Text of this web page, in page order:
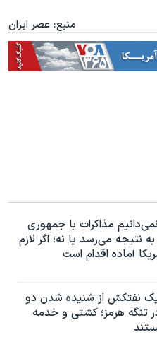
منبع: عصر ایران
مذاکرات با جمهوری
نتیجه می‌رسد یا نه؛ اگر لازم
آماده اقدام است
نفتکش از شنیده شدن دو
تنگه هرمز؛ کشتی و خدمه